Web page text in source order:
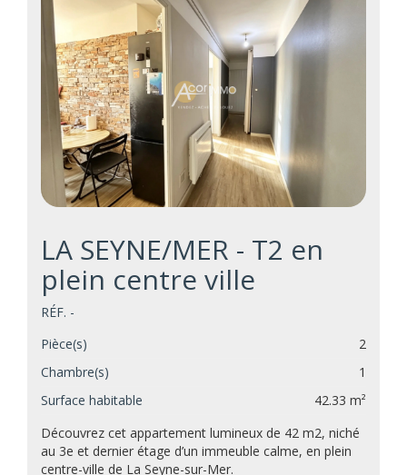
LA SEYNE/MER - T2 en
plein centre ville
RÉF. -
Pièce(s)
2
Chambre(s)
1
Surface habitable
42.33 m²
Découvrez cet appartement lumineux de 42 m2, niché
au 3e et dernier étage d’un immeuble calme, en plein
centre-ville de La Seyne-sur-Mer.